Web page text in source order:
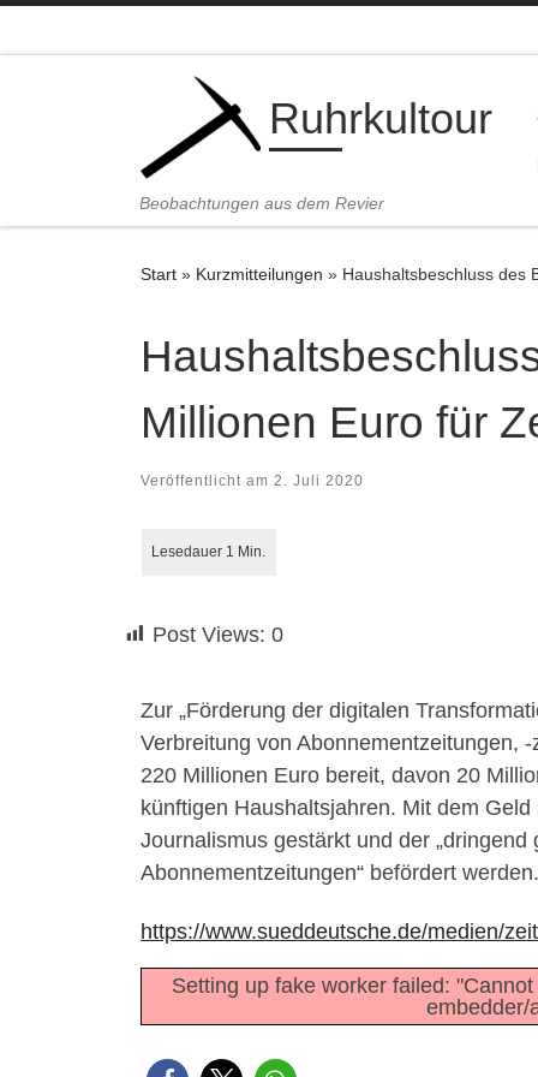
Ruhrkultour
Beobachtungen aus dem Revier
Start » Kurzmitteilungen » Haushaltsbeschluss des
Millionen Euro für
Veröffentlicht am 2. Juli 2020
Post Views: 0
Zur „Förderung der digitalen
Verbreitung von Abonnementzeitungen,
220 Millionen Euro bereit, davon 20
künftigen Haushaltsjahren. Mit dem
Journalismus gestärkt und der
Abonnementzeitungen“ befördert werden.
https://www.sueddeutsche.de/medien/
Setting up fake worker failed:
embedder/